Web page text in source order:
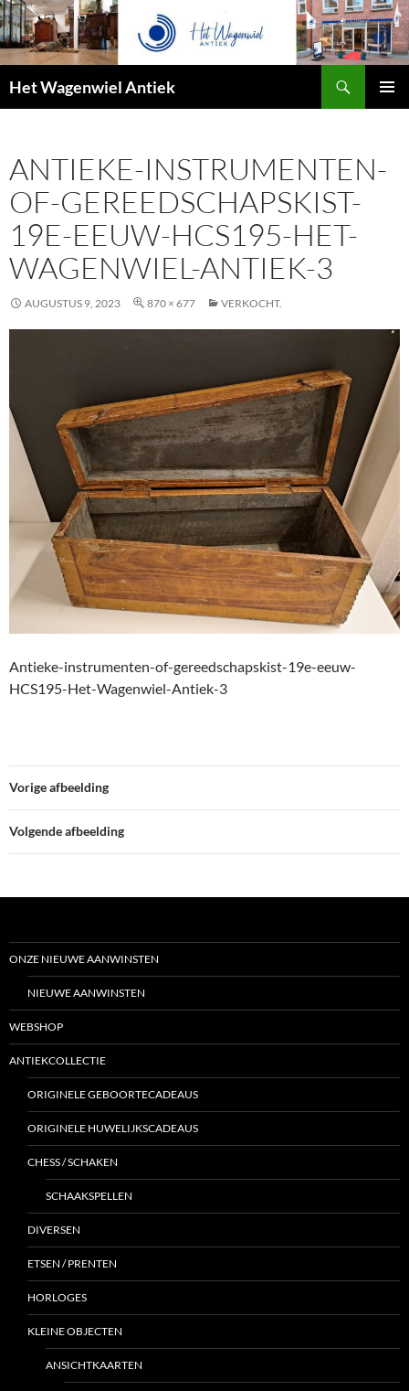
Het Wagenwiel Antiek
ANTIEKE-INSTRUMENTEN-
OF-GEREEDSCHAPSKIST-
19E-EEUW-HCS195-HET-
WAGENWIEL-ANTIEK-3
AUGUSTUS 9, 2023 870 × 677 VERKOCHT.
Antieke-instrumenten-of-gereedschapskist-19e-eeuw-
HCS195-Het-Wagenwiel-Antiek-3
Vorige afbeelding
Volgende afbeelding
ONZE NIEUWE AANWINSTEN
NIEUWE AANWINSTEN
WEBSHOP
ANTIEKCOLLECTIE
ORIGINELE GEBOORTECADEAUS
ORIGINELE HUWELIJKSCADEAUS
CHESS / SCHAKEN
SCHAAKSPELLEN
DIVERSEN
ETSEN / PRENTEN
HORLOGES
KLEINE OBJECTEN
ANSICHTKAARTEN